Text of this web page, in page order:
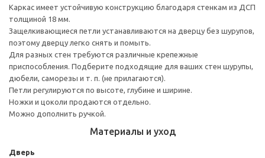
Каркас имеет устойчивую конструкцию благодаря стенкам из ДСП
толщиной 18 мм.
Защелкивающиеся петли устанавливаются на дверцу без шурупов,
поэтому дверцу легко снять и помыть.
Для разных стен требуются различные крепежные
приспособления. Подберите подходящие для ваших стен шурупы,
дюбели, саморезы и т. п. (не прилагаются).
Петли регулируются по высоте, глубине и ширине.
Ножки и цоколи продаются отдельно.
Можно дополнить ручкой.
Материалы и уход
Дверь